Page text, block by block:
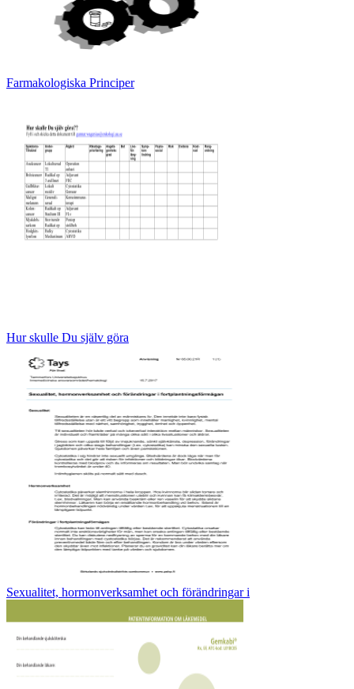
Farmakologiska Principer
Hur skulle Du själv göra
Sexualitet, hormonverksamhet och förändringar i